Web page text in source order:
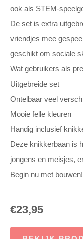
ook als STEM-
De set is extra
vriendjes mee
geschikt om sociale
Wat gebruikers als
Uitgebreide set
Ontelbaar veel
Mooie felle kleuren
Handig inclusief
Deze knikkerbaan is
jongens en meisjes,
Begin nu met bouwen!
€23,95